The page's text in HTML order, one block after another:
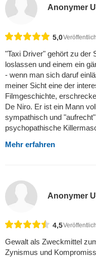
Anonymer
5,0
"Taxi Driver" gehört zu der
loslassen und einem ein
- wenn man sich daruf
meiner Sicht eine der
Filmgeschichte,
De Niro. Er ist ein Mann
sympathisch und
psychopathische
Mehr erfahren
Anonymer
4,5
Gewalt als Zweckmittel
Zynismus und